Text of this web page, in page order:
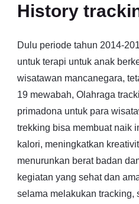
History
Dulu periode tahun 2014-
untuk terapi untuk anak
wisatawan mancanegara,
19 mewabah, Olahraga
primadona untuk para
trekking bisa membuat naik
kalori, meningkatkan
menurunkan berat badan
kegiatan yang sehat dan
selama melakukan tracking,